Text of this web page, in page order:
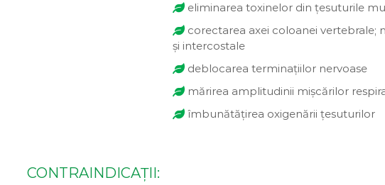
eliminarea toxinelor din țesuturile
corectarea axei coloanei vertebrale;
și intercostale
deblocarea terminațiilor nervoase
mărirea amplitudinii mișcărilor
îmbunătățirea oxigenării țesuturilor
CONTRAINDICAȚII: